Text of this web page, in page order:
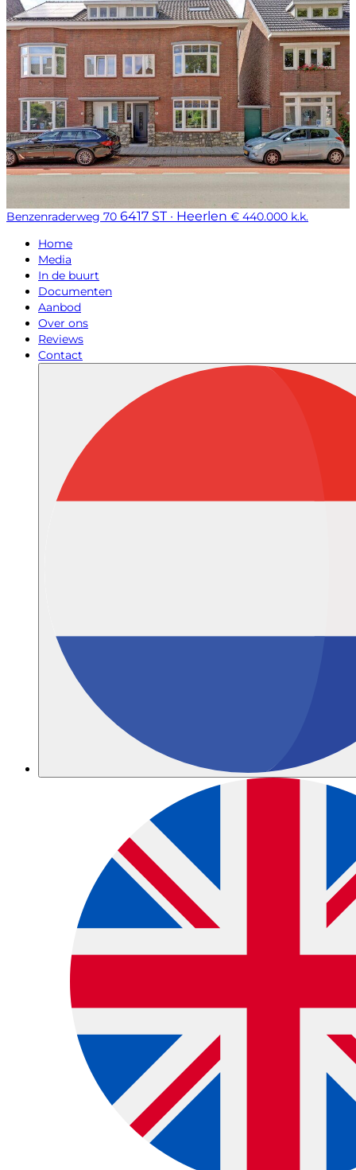
Benzenraderweg 70 6417 ST · Heerlen € 440.000 k.k.
Home
Media
In de buurt
Documenten
Aanbod
Over ons
Reviews
Contact